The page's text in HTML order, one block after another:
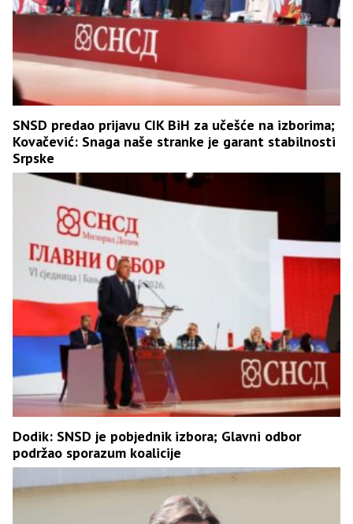
SNSD predao prijavu CIK BiH za učešće na izborima;
Kovačević: Snaga naše stranke je garant stabilnosti
Srpske
Dodik: SNSD je pobjednik izbora; Glavni odbor
podržao sporazum koalicije